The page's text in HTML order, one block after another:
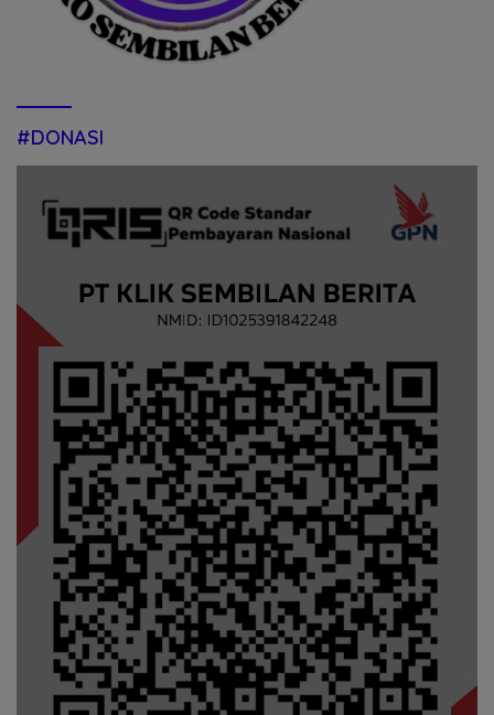
#DONASI